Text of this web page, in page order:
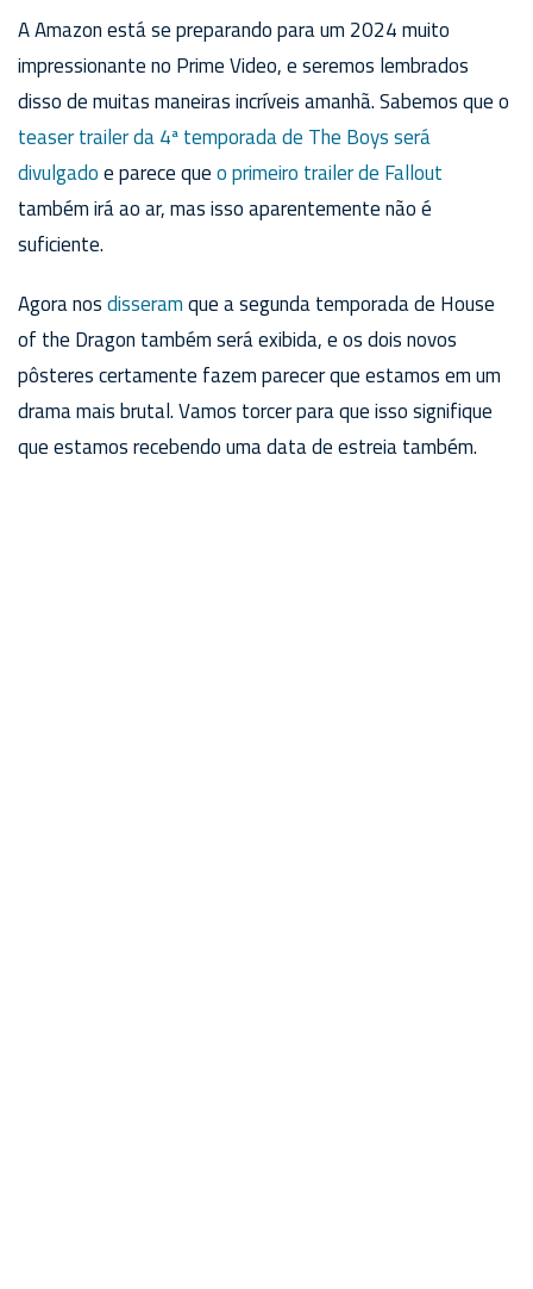
A Amazon está se preparando para um 2024 muito
impressionante no Prime Video, e seremos lembrados
disso de muitas maneiras incríveis amanhã. Sabemos que o
teaser trailer da 4ª temporada de The Boys será
divulgadoe parece queo primeiro trailer de Fallout
também irá ao ar, mas isso aparentemente não é
suficiente.
Agora nosdisseramque a segunda temporada de House
of the Dragon também será exibida, e os dois novos
pôsteres certamente fazem parecer que estamos em um
drama mais brutal. Vamos torcer para que isso signifique
que estamos recebendo uma data de estreia também.